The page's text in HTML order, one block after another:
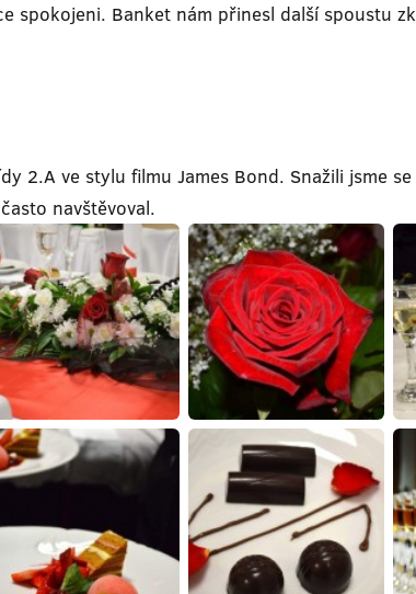
spokojeni. Banket nám přinesl další spoustu
2.A ve stylu filmu James Bond. Snažili jsme
navštěvoval.